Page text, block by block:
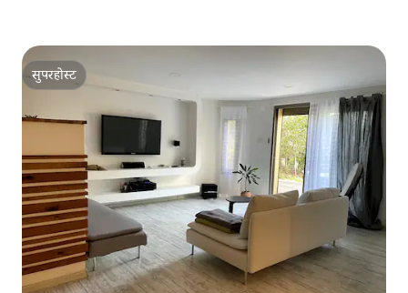
सुपरहोस्ट
सुपरहोस्ट